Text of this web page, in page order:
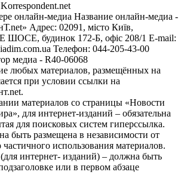
онлайн-медиа Название онлайн-медиа -
Адрес: 02091, місто Київ,
будинок 172-Б, офіс 208/1 E-mail:
Телефон: 044-205-43-00
медиа - R40-06068
любых материалов, размещённых на
при условии ссылки на
материалов со страницы «Новости
для интернет-изданий – обязательна
для поисковых систем гиперссылка.
быть размещена в независимости от
использования материалов.
интернет- изданий) – должна быть
или в первом абзаце